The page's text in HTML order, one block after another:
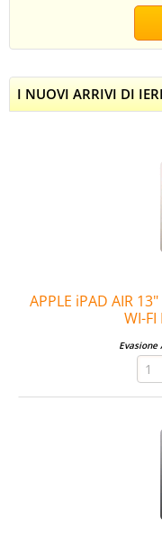
I NUOVI ARRIVI DI
APPLE iPAD AIR
WI-FI
Evasione